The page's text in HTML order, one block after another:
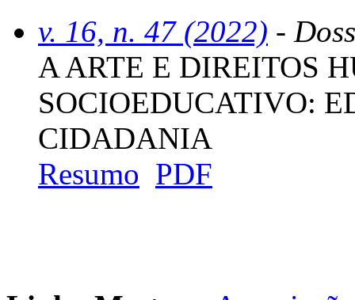
v. 16, n. 47 (2022) -
A ARTE E DIREITOS
SOCIOEDUCATIVO:
CIDADANIA
Resumo PDF